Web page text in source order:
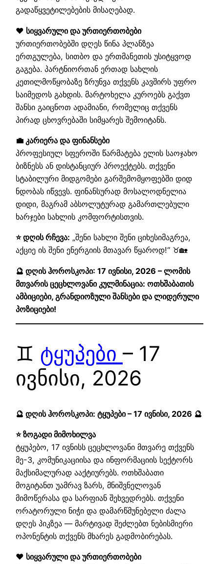
გადაწყვეტილებების მისაღებად.
❤️ სიყვარული და ურთიერთობები
ურთიერთობებში დღეს წინა პლანზეა
ერთგულება, სითბო და ერთმანეთის უსიტყვოდ
გაგება. პარტნიორთან ერთად სახლის
კეთილმოწყობაზე ზრუნვა თქვენს კავშირს უფრო
საიმედოს გახდის. მარტოხელა კუროებს გაქვთ
შანსი გაიცნოთ ადამიანი, რომელიც თქვენს
პირად ცხოვრებაში სიმყარეს შემოიტანს.
💼 კარიერა და ფინანსები
პროფესიულ სფეროში წარმატება ელის საოჯახო
ბიზნესს ან დისტანციურ პროექტებს. თქვენი
სტაბილური მიდგომები გარშემომყოფებში დიდ
ნდობას იწვევს. ფინანსურად მოსალოდნელია
დიდი, მაგრამ აბსოლუტურად გამართლებული
ხარჯები სახლის კომფორტისთვის.
⭐ დღის რჩევა: „შენი სახლი შენი ციხესიმაგრეა,
აქციე ის შენი ენერგიის მთავარ წყაროდ!“ ♉🏡
🔮 დღის ჰოროსკოპი: 17 ივნისი, 2026 – ლომის
მთვარის ცეცხლოვანი კულმინაცია: ოთხშაბათის
ამბიციები, გრანდიოზული შანსები და ლიდერული
პოზიციები!
♊ ტყუპები – 17
ივნისი, 2026
🔮 დღის ჰოროსკოპი: ტყუპები – 17 ივნისი, 2026 🔮
⭐ ზოგადი მიმოხილვა
ტყუპებო, 17 ივნისს ცეცხლოვანი მთვარე თქვენს
მე-3, კომუნიკაციისა და ინფორმაციის სექტორს
მაქსიმალურად ააქტიურებს. ოთხშაბათი
მოგიტანთ უამრავ ზარს, მნიშვნელოვან
მიმოწერასა და სარფიან შეხვედრებს. თქვენი
ორატორული ნიჭი და დამარწმუნებელი ძალა
დღეს პიკზეა — მარტივად შეძლებთ ნებისმიერი
ოპონენტის თქვენს მხარეს გადმობირებას.
❤️ სიყვარული და ურთიერთობები